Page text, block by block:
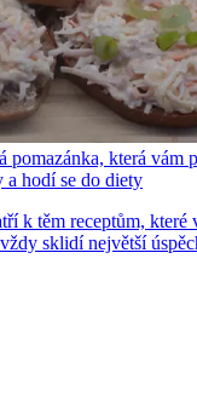
pomazánka, která vám
a hodí se do diety
k těm receptům, které
sklidí největší